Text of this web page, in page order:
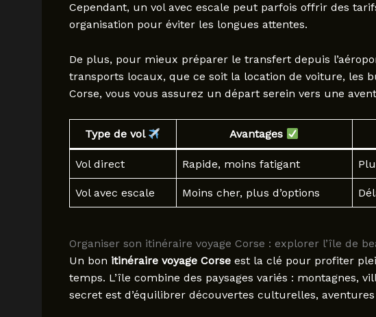
Cependant, un vol avec escale peut parfois offrir des
organisation pour éviter les longues attentes.
De plus, pour mieux préparer le transfert depuis
transports locaux, que ce soit la location de voiture, les
Corse, vous vous assurez un départ serein vers une
Type de vol Avantages
Vol direct Rapide, moins fatigant
Vol avec escale Moins cher, plus d’options
Organiser son itinéraire voyage Corse : explorer l’île de
Un bon itinéraire voyage Corseest la clé pour profiter
temps. L’île combine des paysages variés : montagnes,
secret est d’équilibrer découvertes culturelles,